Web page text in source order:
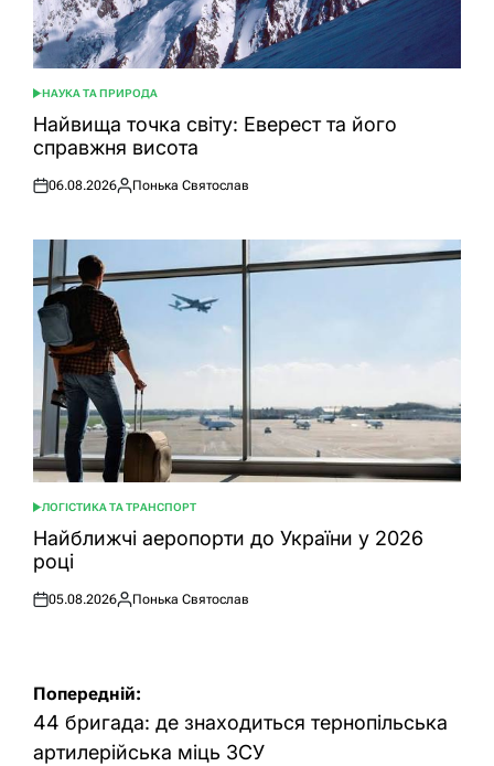
ОПУБЛІКУВАТИ
У
НАУКА ТА ПРИРОДА
Найвища точка світу: Еверест та його
справжня висота
Оприлюднено
06.08.2026
Опубліковано
Понька Святослав
ОПУБЛІКУВАТИ
У
ЛОГІСТИКА ТА ТРАНСПОРТ
Найближчі аеропорти до України у 2026
році
Оприлюднено
05.08.2026
Опубліковано
Понька Святослав
Навігація
записів
Попередній:
44 бригада: де знаходиться тернопільська
артилерійська міць ЗСУ